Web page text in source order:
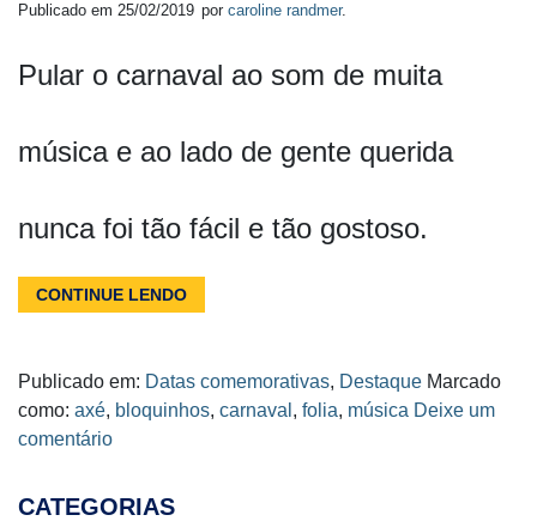
Publicado em 25/02/2019 por caroline randmer.
Pular o carnaval ao som de muita
música e ao lado de gente querida
nunca foi tão fácil e tão gostoso.
CONTINUE LENDO
Publicado em: Datas comemorativas, Destaque Marcado
como: axé, bloquinhos, carnaval , folia, música Deixe um
comentário
CATEGORIAS